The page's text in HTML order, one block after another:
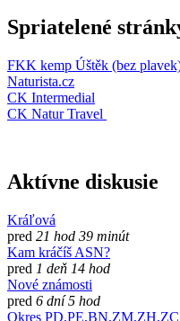
Spriatelené
FKK kemp Úštěk (bez
Naturista.cz
CK Intermedial
CK Natur Travel
Aktívne diskusie
Kráľová
pred 21 hod 39 minút
Kam kráčíš ASN?
pred 1 deň 14 hod
Nové známosti
pred 6 dní 5 hod
Okres PD,PE,BN,ZM,ZH,ZC